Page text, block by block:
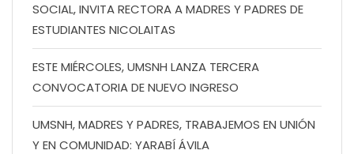
SOCIAL, INVITA RECTORA A MADRES Y PADRES DE
ESTUDIANTES NICOLAITAS
ESTE MIÉRCOLES, UMSNH LANZA TERCERA
CONVOCATORIA DE NUEVO INGRESO
UMSNH, MADRES Y PADRES, TRABAJEMOS EN UNIÓN
Y EN COMUNIDAD: YARABÍ ÁVILA